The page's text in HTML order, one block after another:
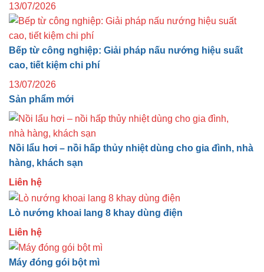
13/07/2026
Bếp từ công nghiệp: Giải pháp nấu nướng hiệu suất
cao, tiết kiệm chi phí
13/07/2026
Sản phẩm mới
Nồi lẩu hơi – nồi hấp thủy nhiệt dùng cho gia đình, nhà
hàng, khách sạn
Liên hệ
Lò nướng khoai lang 8 khay dùng điện
Liên hệ
Máy đóng gói bột mì